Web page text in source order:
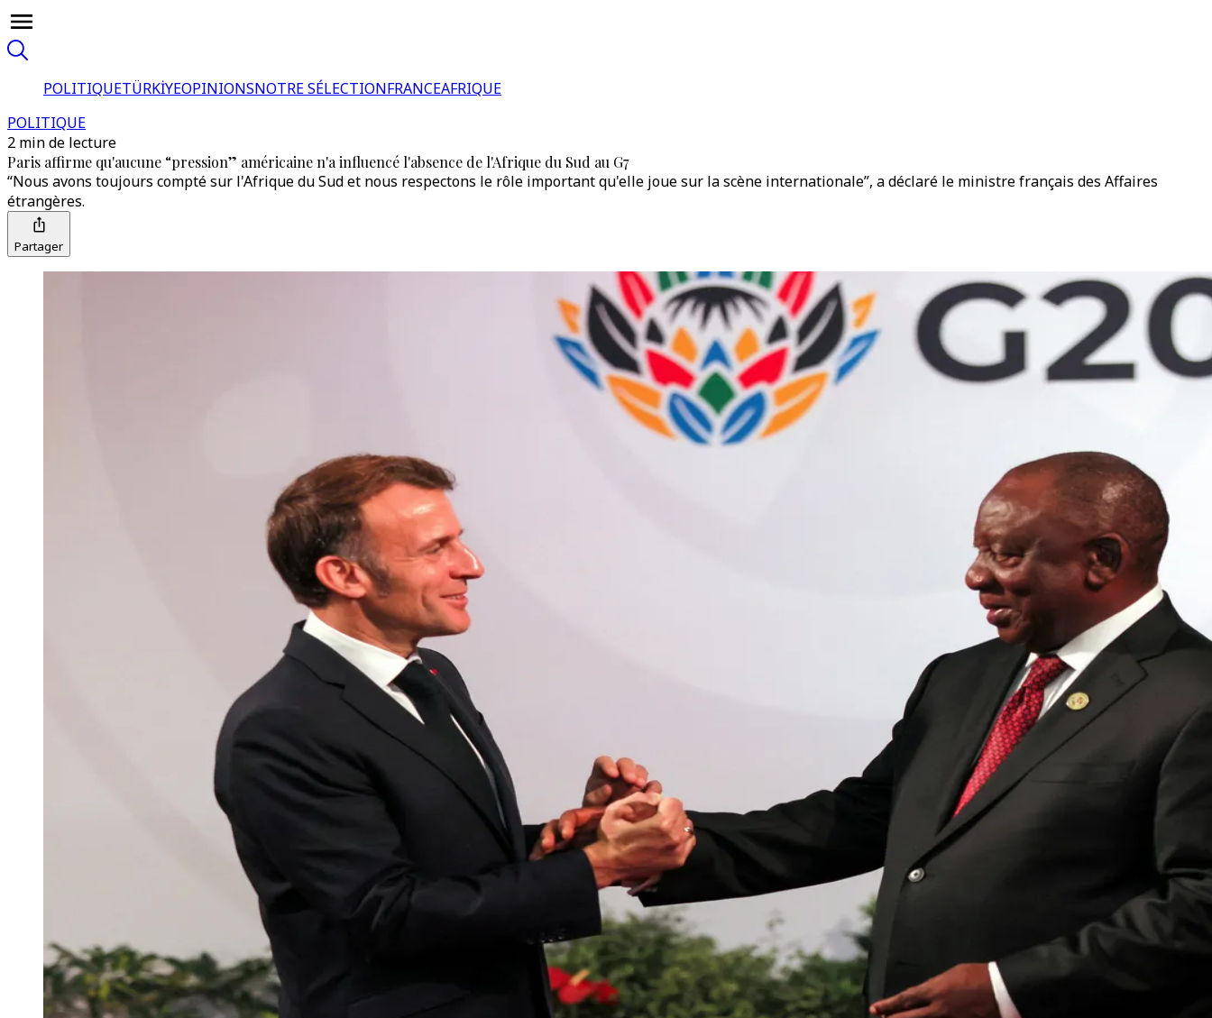
POLITIQUETÜRKİYEOPINIONSNOTRE SÉLECTIONFRANCEAFRIQUE
POLITIQUE
2 min de lecture
Paris affirme qu'aucune “pression” américaine n'a influencé l'absence de l'Afrique du Sud au G7
“Nous avons toujours compté sur l'Afrique du Sud et nous respectons le rôle important qu'elle joue sur la scène internationale”, a déclaré le ministre français des Affaires
étrangères.
Partager